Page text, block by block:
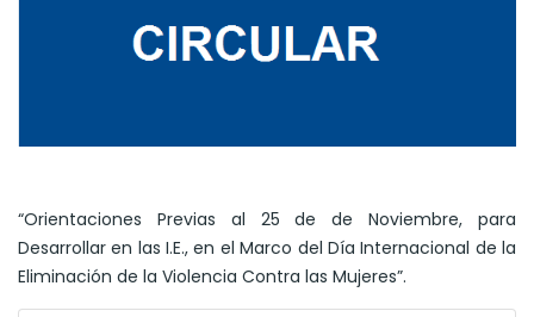
“Orientaciones Previas al 25 de de Noviembre, para
Desarrollar en las I.E., en el Marco del Día Internacional de la
Eliminación de la Violencia Contra las Mujeres”.